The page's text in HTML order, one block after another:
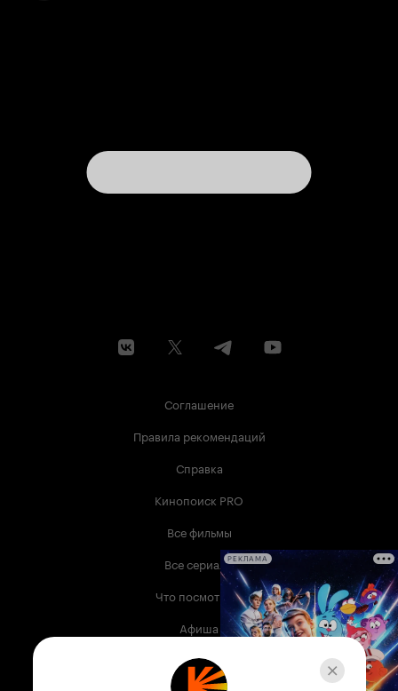
Соглашение
Правила рекомендаций
Справка
Кинопоиск PRO
Все фильмы
Все сериалы
Что посмотреть
Афиша
Музыка
РЕКЛАМА